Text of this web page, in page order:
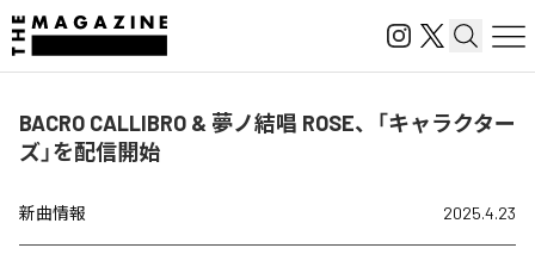
BACRO CALLIBRO & 夢ノ結唱 ROSE、「キャラクター
ズ」を配信開始
新曲情報 2025.4.23